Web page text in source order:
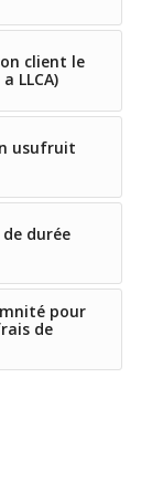
client le
LLCA)
usufruit
durée
pour
de